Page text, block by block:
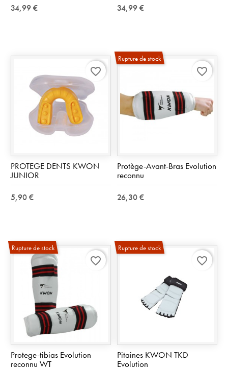
34,99 € 34,99 €
PROTEGE DENTS KWON
JUNIOR
5,90 €
favorite_border
Rupture de stock
Protège-Avant-Bras Evolution
reconnu
26,30 €
favorite_border
Rupture de stock
Protege-tibias Evolution
reconnu WT
favorite_border
Rupture de stock
Pitaines KWON TKD
Evolution
favorite_border